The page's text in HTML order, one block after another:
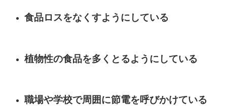
食品ロスをなくすようにしている
植物性の食品を多くとるようにしている
職場や学校で周囲に節電を呼びかけている